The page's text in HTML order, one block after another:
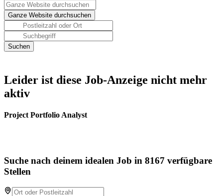
Leider ist diese Job-Anzeige nicht mehr
aktiv
Project Portfolio Analyst
Suche nach deinem idealen Job in 8167 verfügbare
Stellen